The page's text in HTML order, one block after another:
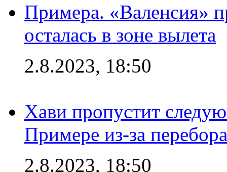
Примера. «Валенсия»
осталась в зоне вылета
2.8.2023, 18:50
Хави пропустит
Примере из-за
2.8.2023, 18:50